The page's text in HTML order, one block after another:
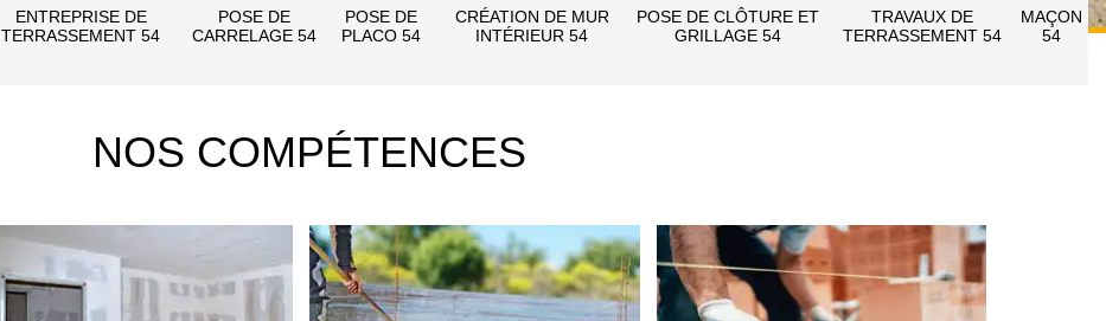
ENTREPRISE DE
TERRASSEMENT 54
POSE DE
CARRELAGE 54
POSE DE
PLACO 54
CRÉATION DE MUR
INTÉRIEUR 54
POSE DE CLÔTURE ET
GRILLAGE 54
TRAVAUX DE
TERRASSEMENT 54
MAÇON
54
NOS COMPÉTENCES